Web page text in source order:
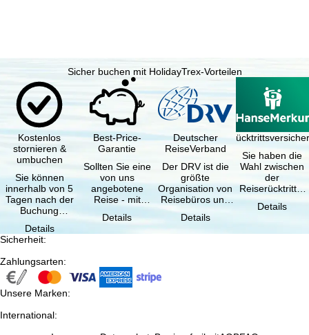
Sicher buchen mit HolidayTrex-Vorteilen
Kostenlos
stornieren &
umbuchen
Sie können
innerhalb von 5
Tagen nach der
Buchung
zurücktreten, …
Details
Best-Price-
Garantie
Sollten Sie eine
von uns
angebotene
Reise - mit
Verfügbarkeit
und …
Details
Deutscher
ReiseVerband
Der DRV ist die
größte
Organisation von
Reisebüros und
Reiseveranstaltern
in …
Details
Sie haben die
Wahl zwischen
der
Reiserücktritts-
Versicherung
(inklusive …
Details
Sicherheit:
Zahlungsarten:
Unsere Marken:
International: